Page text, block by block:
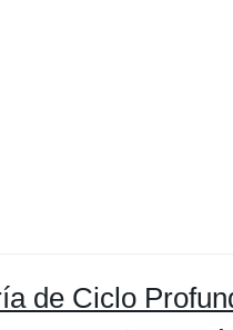
de Ciclo